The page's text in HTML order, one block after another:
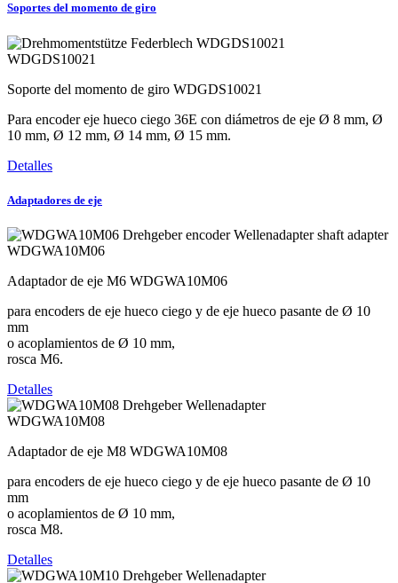
Soportes del momento de giro
WDGDS10021
Soporte del momento de giro WDGDS10021
Para encoder eje hueco ciego 36E con diámetros de eje Ø 8 mm, Ø
10 mm, Ø 12 mm, Ø 14 mm, Ø 15 mm.
Detalles
Adaptadores de eje
WDGWA10M06
Adaptador de eje M6 WDGWA10M06
para encoders de eje hueco ciego y de eje hueco pasante de Ø 10
mm
o acoplamientos de Ø 10 mm,
rosca M6.
Detalles
WDGWA10M08
Adaptador de eje M8 WDGWA10M08
para encoders de eje hueco ciego y de eje hueco pasante de Ø 10
mm
o acoplamientos de Ø 10 mm,
rosca M8.
Detalles